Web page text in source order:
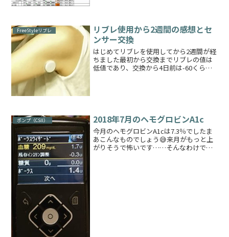
FreeStyleリブレ
リブレ使用から2週間の感想とセ
ンサー交換
はじめてリブレを使用してから2週間が経
ちました最初から交換までリブレの値は
低値であり、交換から4日前は-60くらい
ポンプ（CSII） 2018年7月のヘモグロビンA1c
今月のヘモグロビンA1cは7.3％でしたま
あこんなものでしょう😅来月がもっと上
がりそうで怖いです……そんなわけで新